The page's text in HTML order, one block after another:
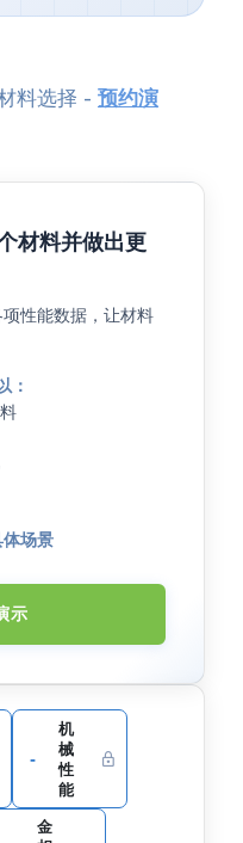
料选择 - 预约演
材料并做出更
性能数据，让材料
：
场景
示
-
机
械
性
能
金